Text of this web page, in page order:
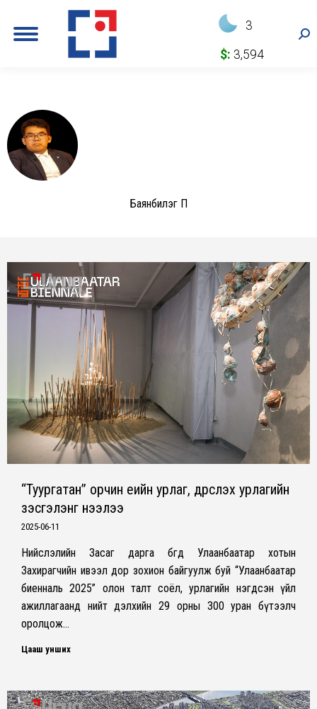
3
$: 3,594
Баянбилэг П
“Туургатан” орчин үеийн урлаг, дүрслэх урлагийн
үзэсгэлэнг нээлээ
2025-06-11
Нийслэлийн Засаг дарга бөгөөд Улаанбаатар хотын
Захирагчийн ивээл дор зохион байгуулж буй “Улаанбаатар
биенналь 2025” олон талт соёл, урлагийн нэгдсэн үйл
ажиллагаанд нийт дэлхийн 29 орны 300 уран бүтээлч
оролцож…
Цааш унших